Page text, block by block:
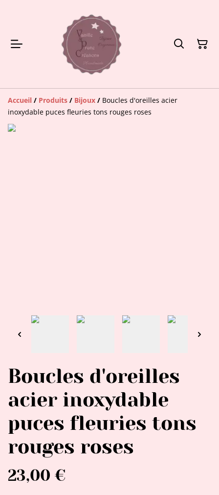
Accueil / Produits / Bijoux / Boucles d'oreilles acier
inoxydable puces fleuries tons rouges roses
Boucles d'oreilles
acier inoxydable
puces fleuries tons
rouges roses
23,00 €